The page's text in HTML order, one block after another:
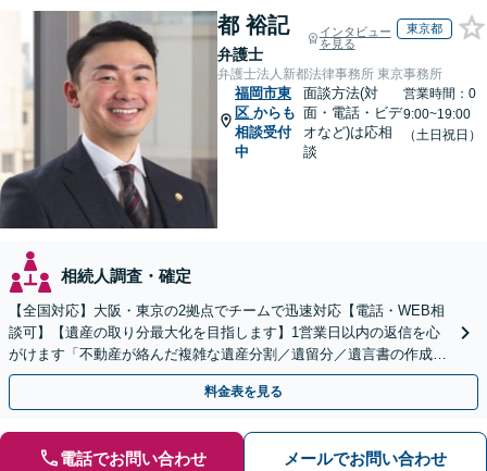
都 裕記
弁護士
インタビュー
を見る
東京都
弁護士法人新都法律事務所 東京事務所
福岡市東
区 からも
相談受付
中
面談方法(対
面・電話・ビデ
オなど)は応相
談
営業時間：0
9:00~19:00
（土日祝日）
相続人調査・確定
【全国対応】大阪・東京の2拠点でチームで迅速対応【電話・WEB相
談可】【遺産の取り分最大化を目指します】1営業日以内の返信を心
がけます「不動産が絡んだ複雑な遺産分割／遺留分／遺言書の作成・
執行／事業承継など、お任せください」【休日相談あり】
料金表を見る
電話でお問い合わせ メールでお問い合わせ